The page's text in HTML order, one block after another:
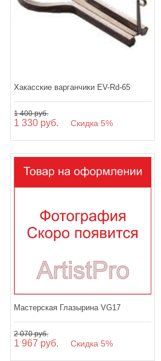
Хакасские варганчики EV-Rd-65
1 400 руб.
1 330 руб. Скидка 5%
Мастерская Глазырина VG17
2 070 руб.
1 967 руб. Скидка 5%